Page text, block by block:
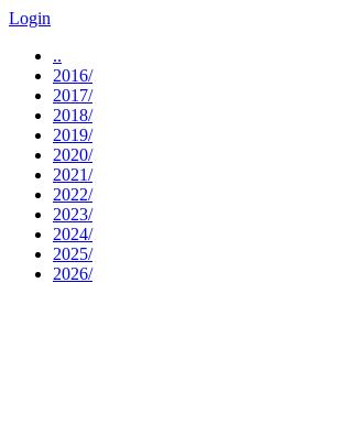
Login
..
2016/
2017/
2018/
2019/
2020/
2021/
2022/
2023/
2024/
2025/
2026/